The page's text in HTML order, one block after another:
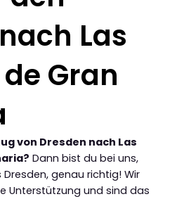
Las
Gran
von Dresden nach Las
Dann bist du bei uns,
genau richtig! Wir
Unterstützung und sind das